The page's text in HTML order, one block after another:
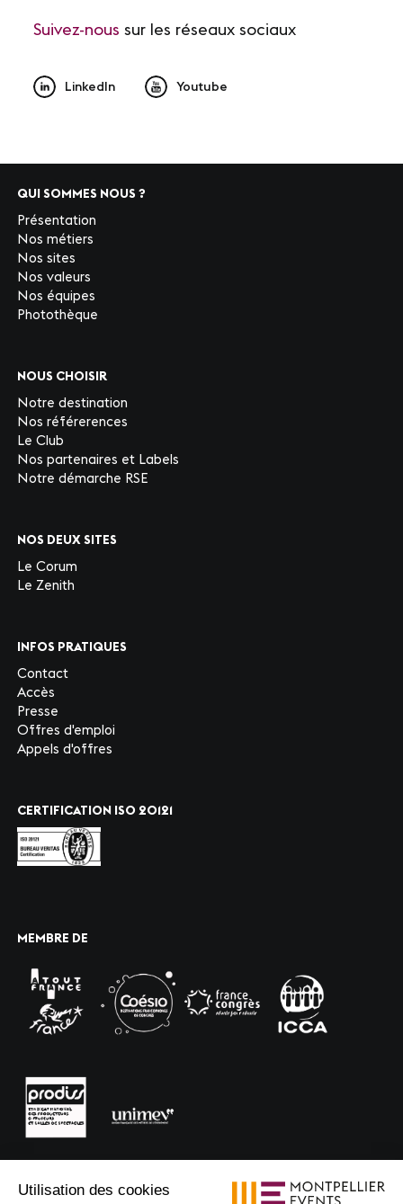
Suivez-nous sur les réseaux sociaux
LinkedIn Youtube
QUI SOMMES NOUS ?
Présentation
Nos métiers
Nos sites
Nos valeurs
Nos équipes
Photothèque
NOUS CHOISIR
Notre destination
Nos référerences
Le Club
Nos partenaires et Labels
Notre démarche RSE
NOS DEUX SITES
Le Corum
Le Zenith
INFOS PRATIQUES
Contact
Accès
Presse
Offres d'emploi
Appels d'offres
CERTIFICATION ISO 20121
MEMBRE DE
Utilisation des cookies